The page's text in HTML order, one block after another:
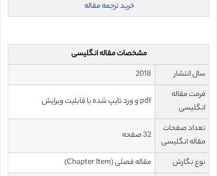
خرید ترجمه مقاله
مشخصات مقاله انگلیسی
سال انتشار
2018
فرمت مقاله
انگلیسی
pdf و ورد تایپ شده با قابلیت ویرایش
تعداد صفحات
مقاله انگلیسی
32 صفحه
نوع نگارش
مقاله فصلی (Chapter Item)